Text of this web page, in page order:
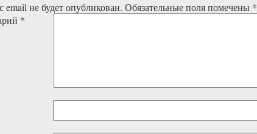
email не будет опубликован. Обязательные поля помечены *
*